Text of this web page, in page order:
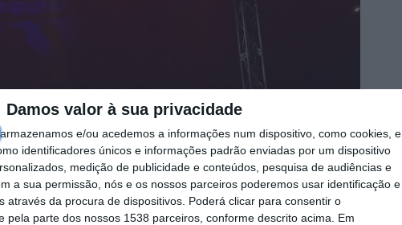
Damos valor à sua privacidade
e/ou acedemos a informações num dispositivo, como cookies, e
identificadores únicos e informações padrão enviadas por um dispositivo
medição de publicidade e conteúdos, pesquisa de audiências e
a sua permissão, nós e os nossos parceiros poderemos usar identificação e
através da procura de dispositivos. Poderá clicar para consentir o
pela parte dos nossos 1538 parceiros, conforme descrito acima. Em